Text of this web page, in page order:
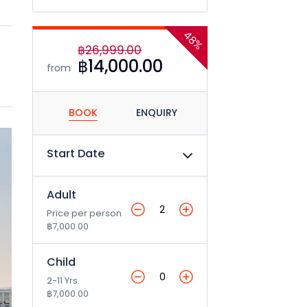
48%
from
฿26,999.00
฿14,000.00
BOOK ENQUIRY
Start Date
Adult
Price per person
฿7,000.00
Child
2-11 Yrs.
฿7,000.00